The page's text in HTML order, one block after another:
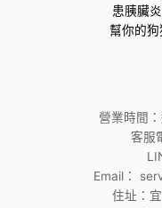
患胰臟
幫你的
營業時間
客服
Email：
住址：